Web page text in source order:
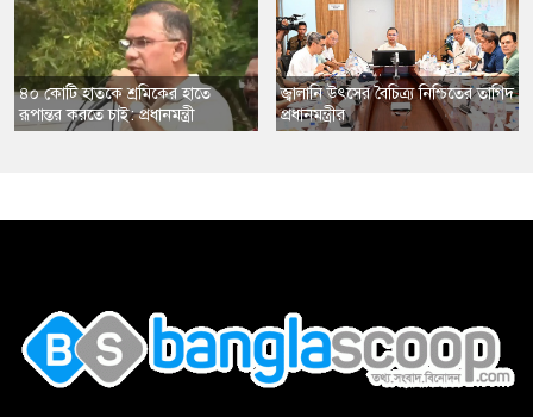
​৪০ কোটি হাতকে শ্রমিকের হাতে
রূপান্তর করতে চাই: প্রধানমন্ত্রী
​জ্বালানি উৎসের বৈচিত্র্য নিশ্চিতের তাগিদ
প্রধানমন্ত্রীর